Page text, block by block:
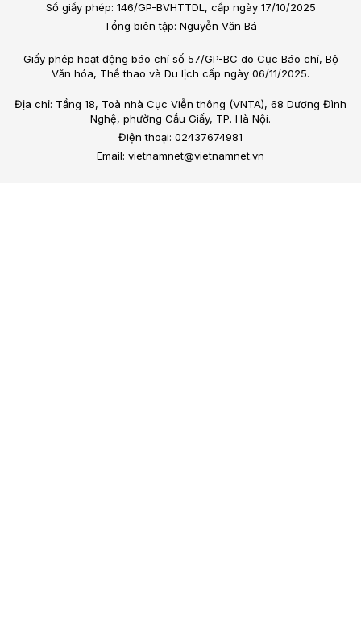
Số giấy phép: 146/GP-BVHTTDL, cấp ngày 17/10/2025
Tổng biên tập: Nguyễn Văn Bá
Giấy phép hoạt động báo chí số 57/GP-BC do Cục Báo chí, Bộ
Văn hóa, Thể thao và Du lịch cấp ngày 06/11/2025.
Địa chỉ: Tầng 18, Toà nhà Cục Viễn thông (VNTA), 68 Dương Đình
Nghệ, phường Cầu Giấy, TP. Hà Nội.
Điện thoại: 02437674981
Email: vietnamnet@vietnamnet.vn